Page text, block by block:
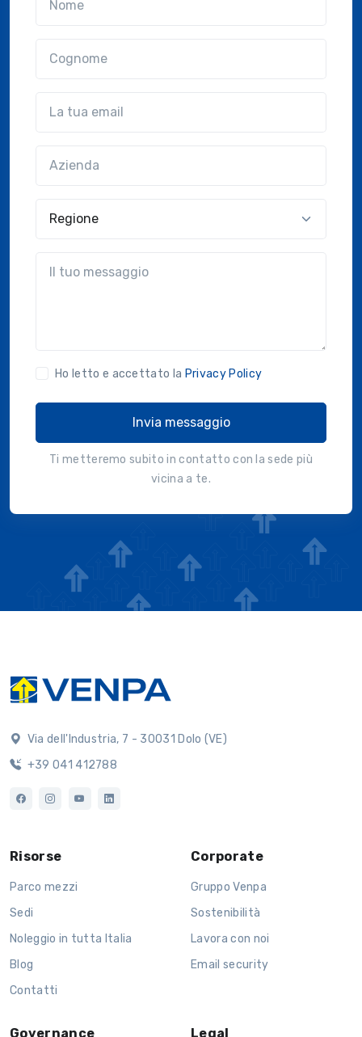
Ho letto e accettato la Privacy Policy
Invia messaggio
Ti metteremo subito in contatto con la sede più
vicina a te.
Via dell'Industria, 7 - 30031 Dolo (VE)
+39 041 412788
Risorse
Parco mezzi
Sedi
Noleggio in tutta Italia
Blog
Contatti
Corporate
Gruppo Venpa
Sostenibilità
Lavora con noi
Email security
Governance Legal